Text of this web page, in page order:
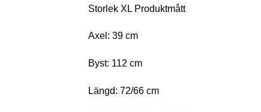
Storlek XL Produktmått
Axel: 39 cm
Byst: 112 cm
Längd: 72/66 cm